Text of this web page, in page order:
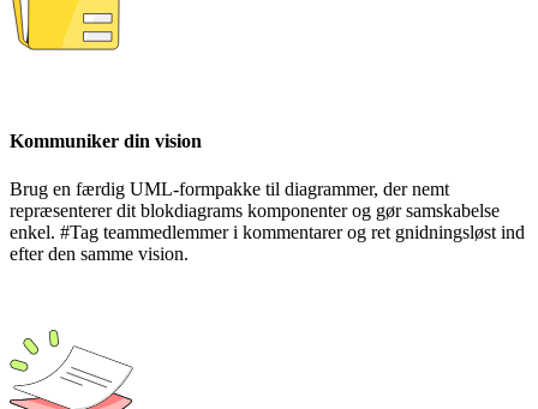
Kommuniker din vision
Brug en færdig UML-formpakke til diagrammer, der nemt
repræsenterer dit blokdiagrams komponenter og gør samskabelse
enkel. #Tag teammedlemmer i kommentarer og ret gnidningsløst ind
efter den samme vision.